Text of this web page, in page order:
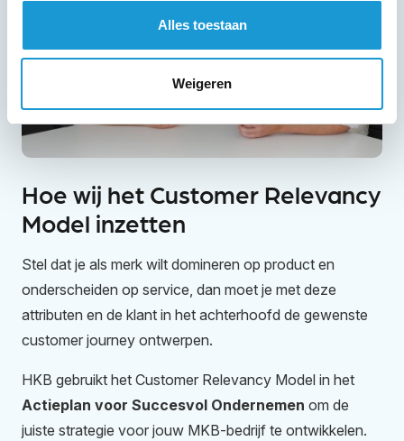
Alles toestaan
Weigeren
Hoe wij het Customer Relevancy
Model inzetten
Stel dat je als merk wilt domineren op product en
onderscheiden op service, dan moet je met deze
attributen en de klant in het achterhoofd de gewenste
customer journey ontwerpen.
HKB gebruikt het Customer Relevancy Model in het
Actieplan voor Succesvol Ondernemen om de
juiste strategie voor jouw MKB-bedrijf te ontwikkelen.